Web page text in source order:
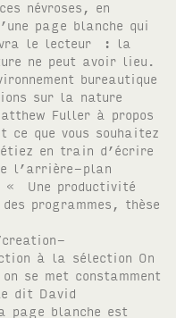
névroses, en
page blanche qui
le lecteur : la
ne peut avoir lieu.
bureautique
sur la nature
Fuller à propos
ce que vous souhaitez
en train d’écrire
l’arrière-plan
Une productivité
programmes, thèse
à la sélection On
se met constamment
dit David
page blanche est